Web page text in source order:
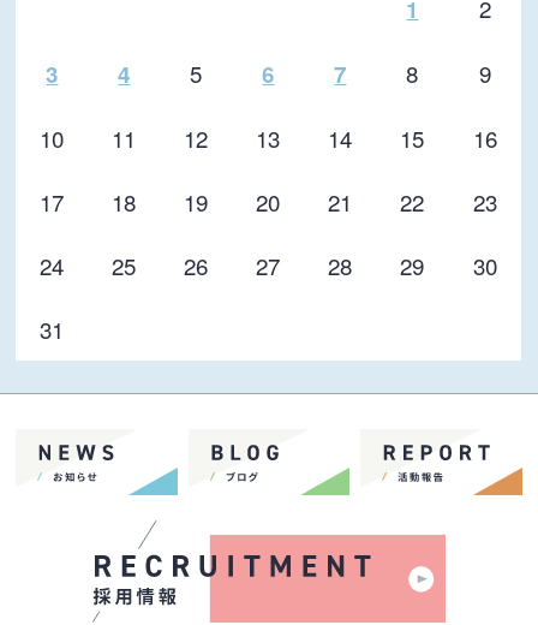
1 2
3 4 5 6 7 8
9
10
11 12 13 14 15
16
17
18 19 20 21 22
23
24
25 26 27 28 29
30
31